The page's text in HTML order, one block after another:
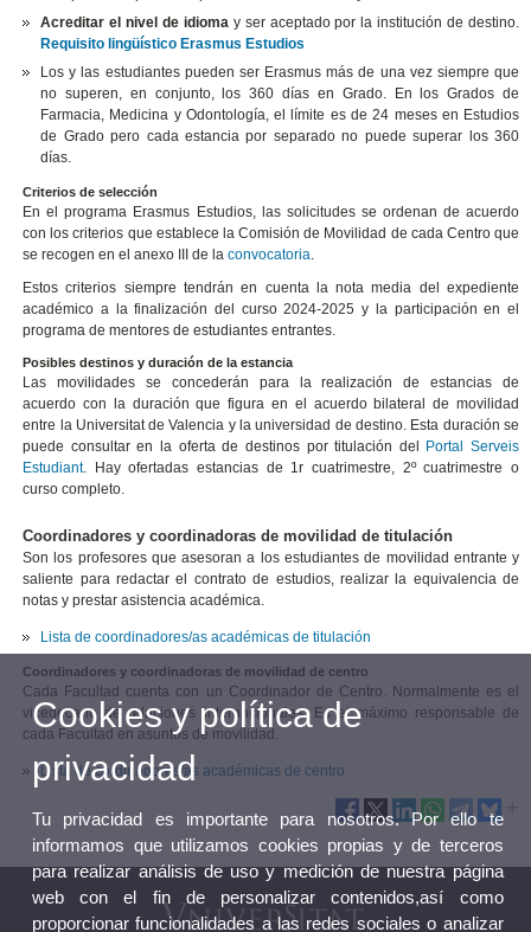
Acreditar el nivel de idiomay ser aceptado por la institución de destino.
Requisito lingüístico Erasmus Estudios
Los y las estudiantes pueden ser Erasmus más de una vez siempre que
no superen, en conjunto, los 360 días en Grado. En los Grados de
Farmacia, Medicina y Odontología, el límite es de 24 meses en Estudios
de Grado pero cada estancia por separado no puede superar los 360
días.
Criterios de selección
En el programa Erasmus Estudios, las solicitudes se ordenan de acuerdo
con los criterios que establece la Comisión de Movilidad de cada Centro que
se recogen en el anexo III de la convocatoria.
Estos criterios siempre tendrán en cuenta la nota media del expediente
académico a la finalización del curso 2024-2025 y la participación en el
programa de mentores de estudiantes entrantes.
Posibles destinos y duración de la estancia
Las movilidades se concederán para la realización de estancias de
acuerdo con la duración que figura en el acuerdo bilateral de movilidad
entre la Universitat de Valencia y la universidad de destino. Esta duración se
puede consultar en la oferta de destinos por titulación del
Portal Serveis
Estudiant. Hay ofertadas estancias de 1r cuatrimestre, 2º cuatrimestre o
curso completo.
Coordinadores y coordinadoras de movilidad de titulación
Son los profesores que asesoran a los estudiantes de movilidad entrante y
saliente para redactar el contrato de estudios, realizar la equivalencia de
notas y prestar asistencia académica.
Lista de coordinadores/as académicas de titulación
Coordinadores y coordinadoras de movilidad de centro
Cada Facultad cuenta con un Coordinador de Centro. Normalmente es el
vicedecano de relaciones internacionales. Es el máximo responsable de
cada Facultad en asuntos de movilidad.
Lista de cordinadores/as académicas de centro
Cookies y política de
privacidad
Tu privacidad es importante para nosotros. Por ello te
informamos que utilizamos cookies propias y de terceros
para realizar análisis de uso y medición de nuestra página
web con el fin de personalizar contenidos,así como
proporcionar funcionalidades a las redes sociales o analizar